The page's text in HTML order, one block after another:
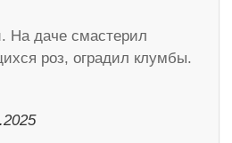
На даче смастерил
роз, оградил клумбы.